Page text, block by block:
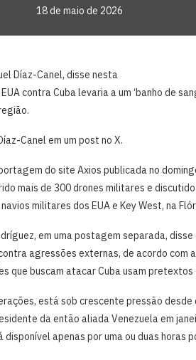
18 de maio de 2026
Díaz-Canel, disse nesta
contra Cuba ‌levaria a um ‘banho de
Canel em um post no X.
do site Axios publicada no
mais ⁠de ‌300 drones militares e
militares dos EUA e Key West, na
em uma postagem separada, disse
agressões externas, ​de acordo com
que buscam atacar Cuba usam
‌está sob crescente pressão
da então aliada Venezuela em
apenas por uma ou duas horas